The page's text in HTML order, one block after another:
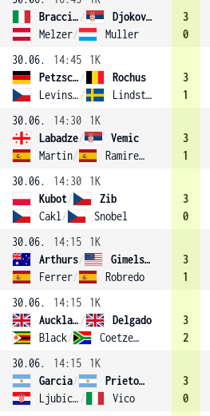
Bracciali /
Djokovič
Melzer/ Muller
3
0
30.06.
14:45
1K
Petzschner /
Rochus
Levinsky / Lindstedt
3
1
30.06.
14:30
1K
Labadze/
Vemic
Martin/ Ramirez-Hidalgo
3
1
30.06.
14:30
1K
Kubot/
Zib
Cakl / Snobel
3
0
30.06.
14:15
1K
Arthurs/
Gimelstob
Ferrer/ Robredo
3
1
30.06.
14:15
1K
Auckland /
Delgado
Black/ Coetzee (14)
3
2
30.06.
14:15
1K
Garcia/
Prieto (15)
Ljubicic / Vico
3
0